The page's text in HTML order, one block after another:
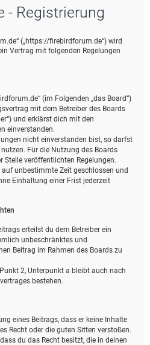
- Registrierung
(„https://firebirdforum.de“) wird
Vertrag mit folgenden Regelungen
(im Folgenden „das Board“)
mit dem Betreiber des Boards
und erklärst dich mit den
einverstanden.
nicht einverstanden bist, so darfst
Für die Nutzung des Boards
Stelle veröffentlichten Regelungen.
unbestimmte Zeit geschlossen und
Einhaltung einer Frist jederzeit
erteilst du dem Betreiber ein
unbeschränktes und
Beitrag im Rahmen des Boards zu
2, Unterpunkt a bleibt auch nach
bestehen.
eines Beitrags, dass er keine Inhalte
Recht oder die guten Sitten verstoßen.
du das Recht besitzt, die in deinen